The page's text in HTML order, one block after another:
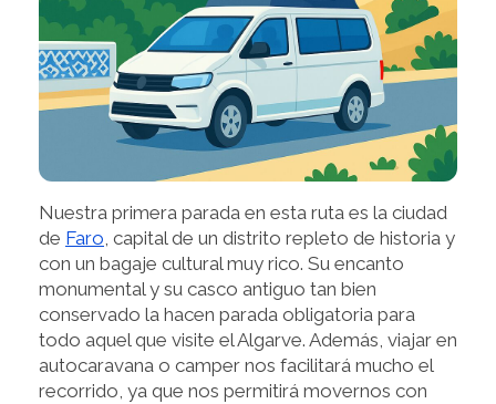
Nuestra primera parada en esta ruta es la ciudad
de Faro, capital de un distrito repleto de historia y
con un bagaje cultural muy rico. Su encanto
monumental y su casco antiguo tan bien
conservado la hacen parada obligatoria para
todo aquel que visite el Algarve. Además, viajar en
autocaravana o camper nos facilitará mucho el
recorrido, ya que nos permitirá movernos con